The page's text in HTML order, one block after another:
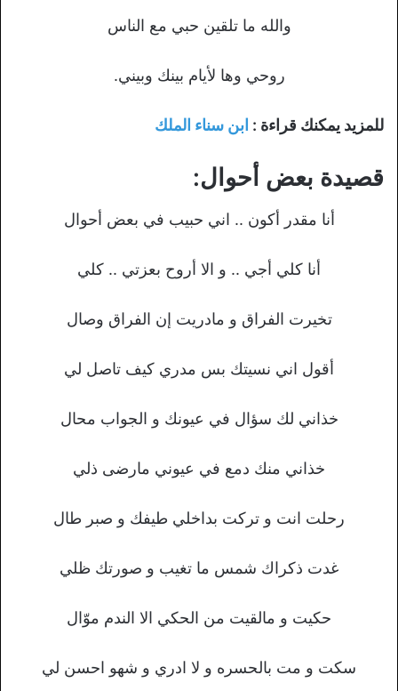
والله ما تلقين حبي مع الناس
روحي وها لأيام بينك وبيني.
للمزيد يمكنك قراءة : ابن سناء الملك
قصيدة بعض أحوال:
أنا مقدر أكون .. اني حبيب في بعض أحوال
أنا كلي أجي .. و الا أروح بعزتي .. كلي
تخيرت الفراق و مادريت إن الفراق وصال
أقول اني نسيتك بس مدري كيف تاصل لي
خذاني لك سؤال في عيونك و الجواب محال
خذاني منك دمع في عيوني مارضى ذلي
رحلت انت و تركت بداخلي طيفك و صبر طال
غدت ذكراك شمس ما تغيب و صورتك ظلي
حكيت و مالقيت من الحكي الا الندم موّال
سكت و مت بالحسره و لا ادري و شهو احسن لي